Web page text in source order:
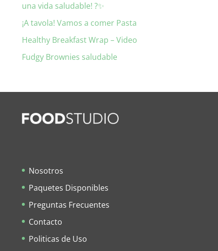
una vida saludable! ?✨
¡A tavola! Vamos a comer Pasta
Healthy Breakfast Wrap – Video
Fudgy Brownies saludable
Nosotros
Paquetes Disponibles
Preguntas Frecuentes
Contacto
Politicas de Uso